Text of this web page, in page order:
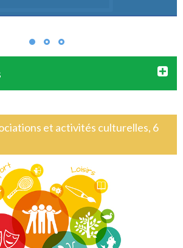
et activités culturelles, 6